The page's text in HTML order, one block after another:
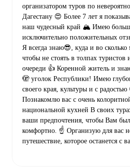
организатором туров по
Дагестану 😍 Более 7 лет я
наш чудесный край 🏔 Имею
исключительно положительных
Я всегда знаю😎, куда и во
чтобы не стоять в толпах
очереди 👍 Коренной житель и
🫣 уголок Республики! Имею
своего края, культуры и с
Познакомлю вас с очень
национальной кухней В своих
ваши предпочтения, чтобы Вам
комфортно. ☝ Организую для вас
путешествие, которое останется с